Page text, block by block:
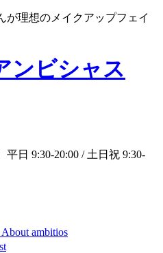
が理想のメイクアップフェイ
平日 9:30-20:00 / 土日祝 9:30-
About ambitios